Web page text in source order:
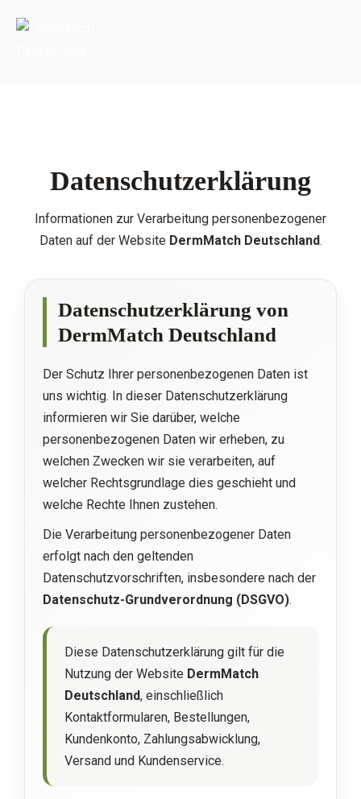
Datenschutzerklärung
Informationen zur Verarbeitung personenbezogener
Daten auf der Website DermMatch Deutschland.
Datenschutzerklärung von
DermMatch Deutschland
Der Schutz Ihrer personenbezogenen Daten ist
uns wichtig. In dieser Datenschutzerklärung
informieren wir Sie darüber, welche
personenbezogenen Daten wir erheben, zu
welchen Zwecken wir sie verarbeiten, auf
welcher Rechtsgrundlage dies geschieht und
welche Rechte Ihnen zustehen.
Die Verarbeitung personenbezogener Daten
erfolgt nach den geltenden
Datenschutzvorschriften, insbesondere nach der
Datenschutz-Grundverordnung (DSGVO).
Diese Datenschutzerklärung gilt für die
Nutzung der Website DermMatch
Deutschland, einschließlich
Kontaktformularen, Bestellungen,
Kundenkonto, Zahlungsabwicklung,
Versand und Kundenservice.